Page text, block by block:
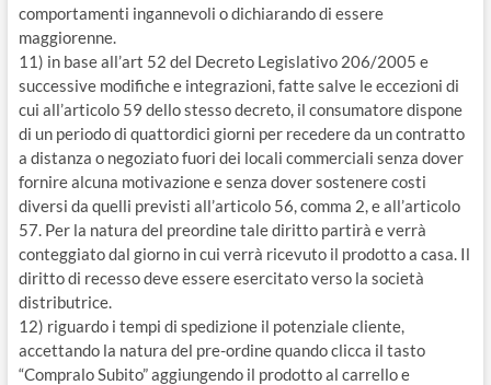
comportamenti ingannevoli o dichiarando di essere
maggiorenne.
11) in base all’art 52 del Decreto Legislativo 206/2005 e
successive modifiche e integrazioni, fatte salve le eccezioni di
cui all’articolo 59 dello stesso decreto, il consumatore dispone
di un periodo di quattordici giorni per recedere da un contratto
a distanza o negoziato fuori dei locali commerciali senza dover
fornire alcuna motivazione e senza dover sostenere costi
diversi da quelli previsti all’articolo 56, comma 2, e all’articolo
57. Per la natura del preordine tale diritto partirà e verrà
conteggiato dal giorno in cui verrà ricevuto il prodotto a casa. Il
diritto di recesso deve essere esercitato verso la società
distributrice.
12) riguardo i tempi di spedizione il potenziale cliente,
accettando la natura del pre-ordine quando clicca il tasto
“Compralo Subito” aggiungendo il prodotto al carrello e